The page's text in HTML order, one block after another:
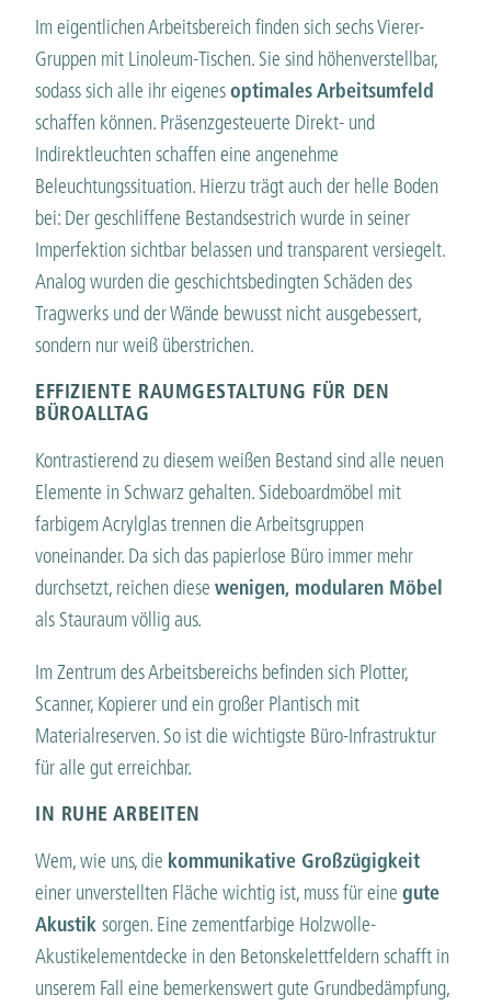
Im eigentlichen Arbeitsbereich finden sich sechs Vierer-
Gruppen mit Linoleum-Tischen. Sie sind höhenverstellbar,
sodass sich alle ihr eigenesoptimales Arbeitsumfeld
schaffen können. Präsenzgesteuerte Direkt- und
Indirektleuchten schaffen eine angenehme
Beleuchtungssituation. Hierzu trägt auch der helle Boden
bei: Der geschliffene Bestandsestrich wurde in seiner
Imperfektion sichtbar belassen und transparent versiegelt.
Analog wurden die geschichtsbedingten Schäden des
Tragwerks und der Wände bewusst nicht ausgebessert,
sondern nur weiß überstrichen.
EFFIZIENTE RAUMGESTALTUNG FÜR DEN
BÜROALLTAG
Kontrastierend zu diesem weißen Bestand sind alle neuen
Elemente in Schwarz gehalten. Sideboardmöbel mit
farbigem Acrylglas trennen die Arbeitsgruppen
voneinander. Da sich das papierlose Büro immer mehr
durchsetzt, reichen diese wenigen, modularen Möbel
als Stauraum völlig aus.
Im Zentrum des Arbeitsbereichs befinden sich Plotter,
Scanner, Kopierer und ein großer Plantisch mit
Materialreserven. So ist die wichtigste Büro-Infrastruktur
für alle gut erreichbar.
IN RUHE ARBEITEN
Wem, wie uns, die kommunikative Großzügigkeit
einer unverstellten Fläche wichtig ist, muss für eine gute
Akustik sorgen. Eine zementfarbige Holzwolle-
Akustikelementdecke in den Betonskelettfeldern schafft in
unserem Fall eine bemerkenswert gute Grundbedämpfung,